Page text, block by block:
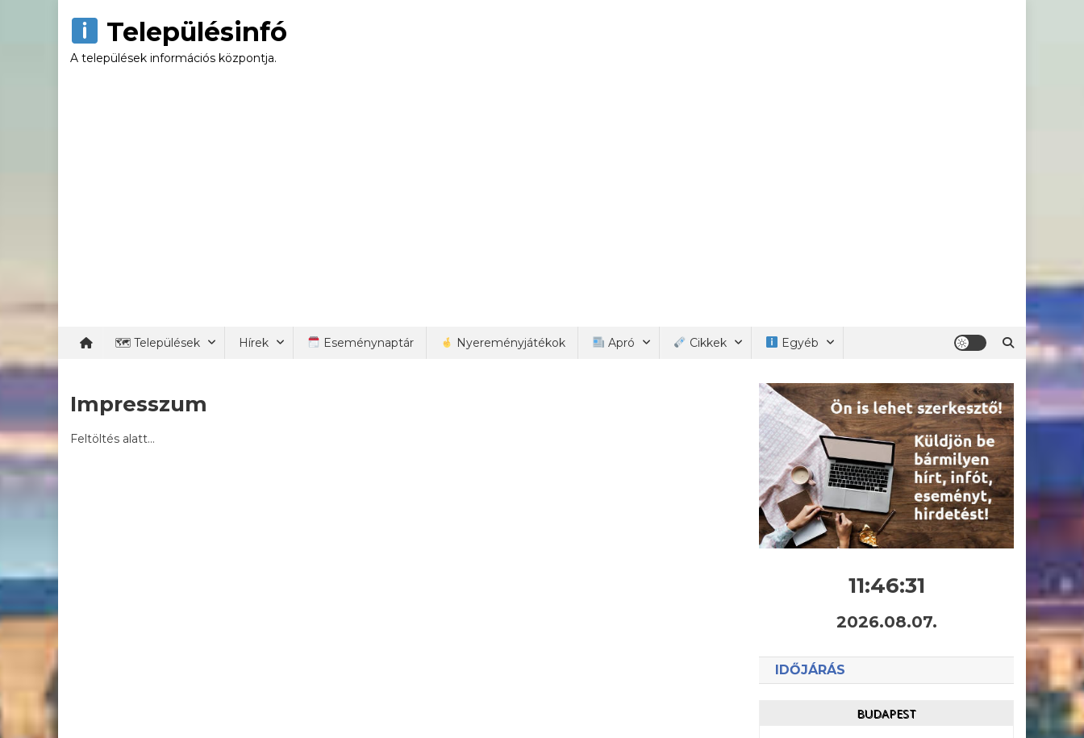
Településinfó
A települések információs központja.
🗺 Települések Hírek Eseménynaptár Nyereményjátékok Apró Cikkek Egyéb
Impresszum
Feltöltés alatt…
11:46:32
2026.08.07.
IDŐJÁRÁS
BUDAPEST